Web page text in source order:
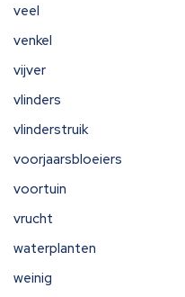
veel
venkel
vijver
vlinders
vlinderstruik
voorjaarsbloeiers
voortuin
vrucht
waterplanten
weinig